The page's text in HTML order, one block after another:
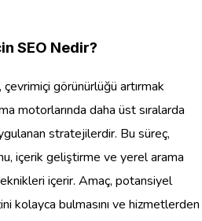
SEO Nedir?
görünürlüğü artırmak
motorlarında daha üst sıralarda
stratejilerdir. Bu süreç,
içerik geliştirme ve yerel arama
içerir. Amaç, potansiyel
kolayca bulmasını ve hizmetlerden